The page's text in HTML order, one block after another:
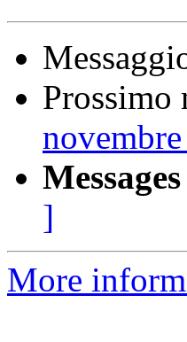
Prossimo
]
More